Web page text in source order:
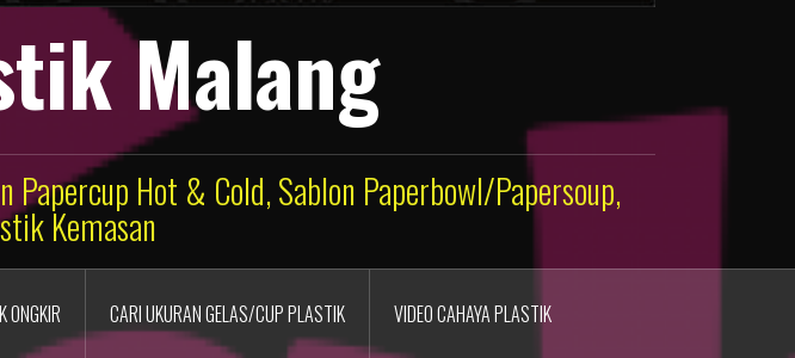
Malang
Hot & Cold, Sablon Paperbowl/Papersoup,
Kemasan
ONGKIR CARI UKURAN GELAS/CUP PLASTIK VIDEO CAHAYA PLASTIK